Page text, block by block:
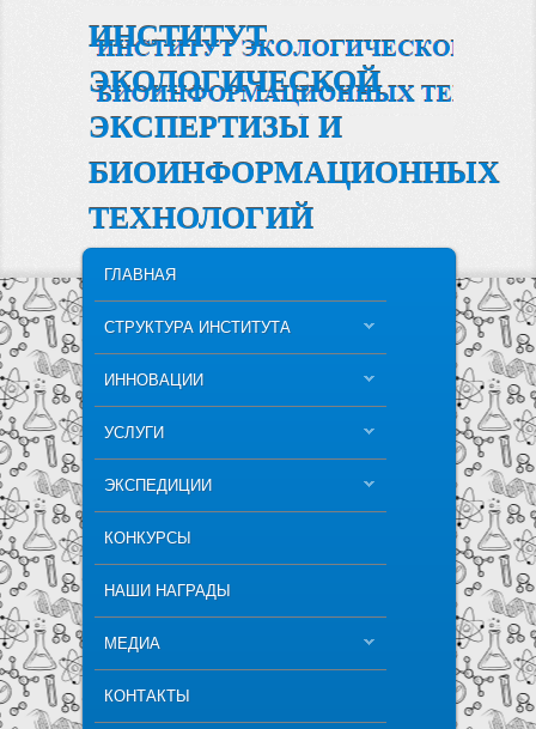
ИНСТИТУТ
ЭКОЛОГИЧЕСКОЙ
ЭКСПЕРТИЗЫ И
БИОИНФОРМАЦИОННЫХ
ТЕХНОЛОГИЙ
SKIP TO PRIMARY CONTENT
SKIP TO SECONDARY CONTENT
ГЛАВНАЯ
СТРУКТУРА ИНСТИТУТА
ИННОВАЦИИ
УСЛУГИ
ЭКСПЕДИЦИИ
КОНКУРСЫ
НАШИ НАГРАДЫ
МЕДИА
КОНТАКТЫ